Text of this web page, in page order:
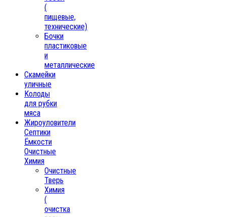
(
пищевые,
технические)
Бочки
пластиковые
и
металлические
Скамейки
уличные
Колоды
для рубки
мяса
Жироуловители
Септики
Ёмкости
Очистные
Химия
Очистные
Тверь
Химия
(
очистка